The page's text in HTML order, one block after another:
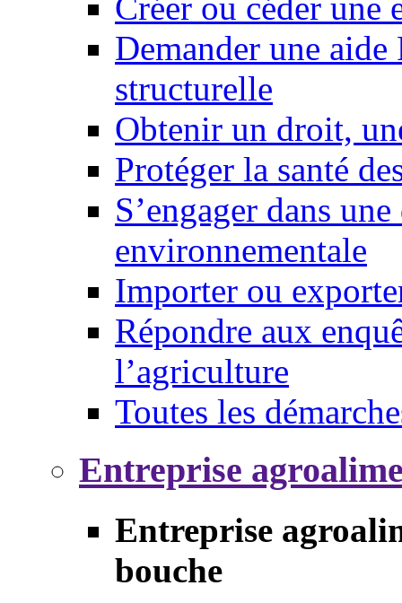
Créer ou céder une
Demander une
structurelle
Obtenir un droit,
Protéger la santé
S’engager dans
environnementale
Importer ou
Répondre aux
l’agriculture
Toutes les
Entreprise
Entreprise
bouche